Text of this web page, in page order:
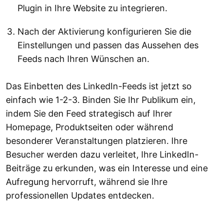
Plugin in Ihre Website zu integrieren.
Nach der Aktivierung konfigurieren Sie die
Einstellungen und passen das Aussehen des
Feeds nach Ihren Wünschen an.
Das Einbetten des LinkedIn-Feeds ist jetzt so
einfach wie 1-2-3. Binden Sie Ihr Publikum ein,
indem Sie den Feed strategisch auf Ihrer
Homepage, Produktseiten oder während
besonderer Veranstaltungen platzieren. Ihre
Besucher werden dazu verleitet, Ihre LinkedIn-
Beiträge zu erkunden, was ein Interesse und eine
Aufregung hervorruft, während sie Ihre
professionellen Updates entdecken.